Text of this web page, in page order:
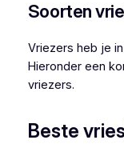
Soorten
Vriezers heb je
Hieronder een
vriezers.
Beste